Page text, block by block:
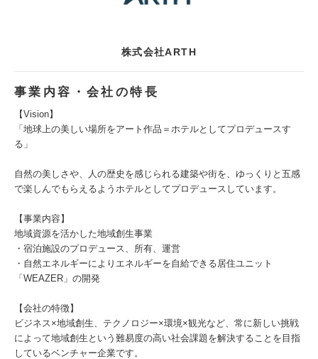
株式会社ARTH
事業内容・会社の特長
【Vision】
「地球上の美しい場所をアート作品＝ホテルとしてプロデュースす
る」
自然の美しさや、人の歴史を感じられる建築や街を、ゆっくりと五感
で楽しんでもらえるようホテルとしてプロデュースしています。
【事業内容】
地域資源を活かした地域創生事業
・宿泊施設のプロデュース、所有、運営
・自然エネルギーによりエネルギーを自給できる居住ユニット
「WEAZER」の開発
【会社の特徴】
ビジネス×地域創生、テクノロジー×環境×観光など、常に新しい挑戦
によって地域創生という難易度の高い社会課題を解決することを目指
しているベンチャー企業です。